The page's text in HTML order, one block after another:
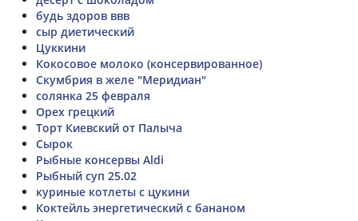
будь здоров ввв
сыр диетический
Цуккини
Кокосовое молоко (консервированное)
Скумбрия в желе "Меридиан"
солянка 25 февраля
Орех грецкий
Торт Киевский от Палыча
Сырок
Рыбные консервы Aldi
Рыбный суп 25.02
куриные котлеты с цукини
Коктейль энергетический с бананом